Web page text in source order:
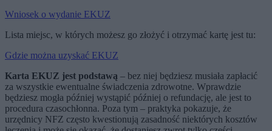
Wniosek o wydanie EKUZ
Lista miejsc, w których możesz go złożyć i otrzymać kartę jest tu:
Gdzie można uzyskać EKUZ
Karta EKUZ jest podstawą – bez niej będziesz musiała zapłacić
za wszystkie ewentualne świadczenia zdrowotne. Wprawdzie
będziesz mogła później wystąpić później o refundację, ale jest to
procedura czasochłonna. Poza tym – praktyka pokazuje, że
urzędnicy NFZ często kwestionują zasadność niektórych kosztów